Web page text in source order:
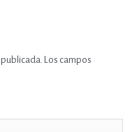
Los campos